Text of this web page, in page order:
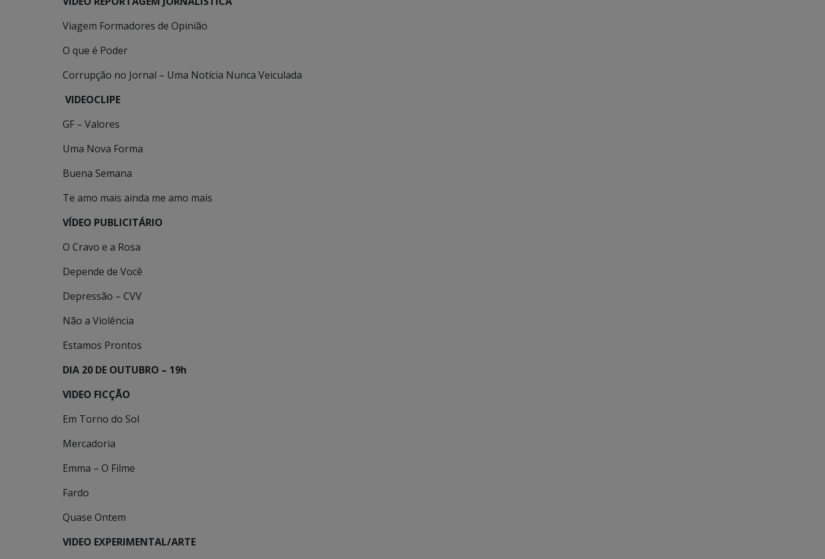
Viagem Formadores de Opinião
O que é Poder
Corrupção no Jornal – Uma Notícia Nunca Veiculada
VIDEOCLIPE
GF – Valores
Uma Nova Forma
Buena Semana
Te amo mais ainda me amo mais
VÍDEO PUBLICITÁRIO
O Cravo e a Rosa
Depende de Você
Depressão – CVV
Não a Violência
Estamos Prontos
DIA 20 DE OUTUBRO – 19h
VIDEO FICÇÃO
Em Torno do Sol
Mercadoria
Emma – O Filme
Fardo
Quase Ontem
VIDEO EXPERIMENTAL/ARTE